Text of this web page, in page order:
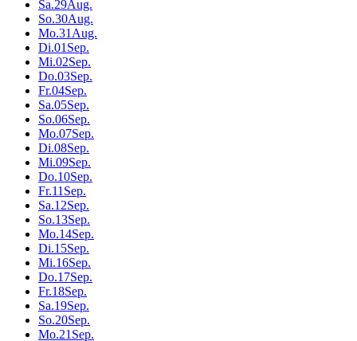
Sa.29Aug.
So.30Aug.
Mo.31 Aug.
Di.01 Sep.
Mi.02Sep.
Do.03Sep.
Fr.04Sep.
Sa.05Sep.
So.06Sep.
Mo.07Sep.
Di.08Sep.
Mi.09Sep.
Do.10Sep.
Fr.11 Sep.
Sa.12Sep.
So.13Sep.
Mo.14Sep.
Di.15Sep.
Mi.16Sep.
Do.17Sep.
Fr.18Sep.
Sa.19Sep.
So.20Sep.
Mo.21 Sep.